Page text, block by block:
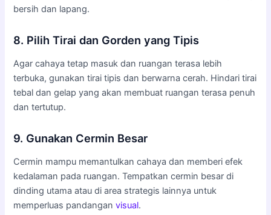
bersih dan lapang.
8. Pilih Tirai dan Gorden yang Tipis
Agar cahaya tetap masuk dan ruangan terasa lebih
terbuka, gunakan tirai tipis dan berwarna cerah. Hindari tirai
tebal dan gelap yang akan membuat ruangan terasa penuh
dan tertutup.
9. Gunakan Cermin Besar
Cermin mampu memantulkan cahaya dan memberi efek
kedalaman pada ruangan. Tempatkan cermin besar di
dinding utama atau di area strategis lainnya untuk
memperluas pandanganvisual.